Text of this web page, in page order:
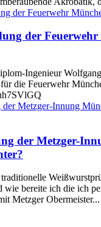
der
Ingenieur
die Feuerwehr
der Metzger-
wie bereite ich die ich
Metzger Obermeister...